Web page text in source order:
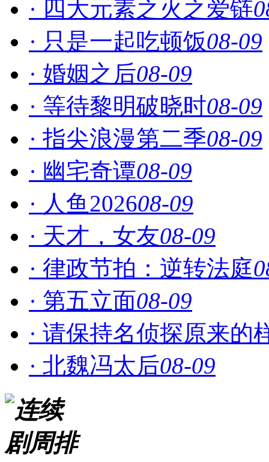
· 四大元素之火之爱链
· 只是一起吃顿饭08-09
· 婚姻之后08-09
· 等待黎明破晓时08-09
· 指尖浪漫第二季08-09
· 幽宅奇谭08-09
· 人鱼202608-09
· 天才，女友08-09
· 律政节拍：逆转法庭
· 第五立面08-09
· 请保持名侦探原来的
· 北魏冯太后08-09